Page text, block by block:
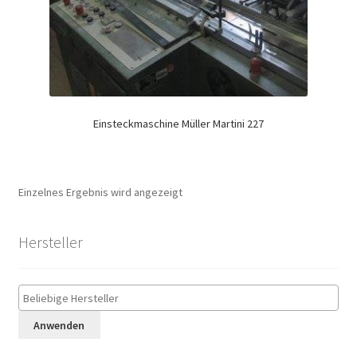
Einsteckmaschine Müller Martini 227
Einzelnes Ergebnis wird angezeigt
Hersteller
Anwenden